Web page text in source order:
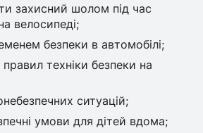
захисний шолом під час
велосипеді;
безпеки в автомобілі;
техніки безпеки на
ситуацій;
умови для дітей вдома;